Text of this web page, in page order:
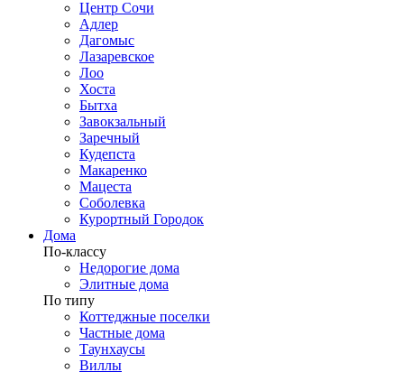
Центр Сочи
Адлер
Дагомыс
Лазаревское
Лоо
Хоста
Бытха
Завокзальный
Заречный
Кудепста
Макаренко
Мацеста
Соболевка
Курортный Городок
Дома
По-классу
Недорогие дома
Элитные дома
По типу
Коттеджные поселки
Частные дома
Таунхаусы
Виллы